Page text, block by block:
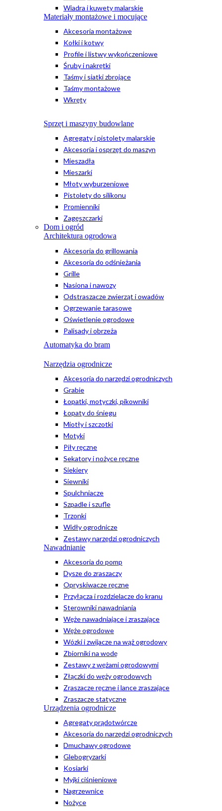
Wiadra i kuwety malarskie
Materiały montażowe i mocujące
Akcesoria montażowe
Kołki i kotwy
Profile i listwy wykończeniowe
Śruby i nakrętki
Taśmy i siatki zbrojące
Taśmy montażowe
Wkręty
Sprzęt i maszyny budowlane
Agregaty i pistolety malarskie
Akcesoria i osprzęt do maszyn
Mieszadła
Mieszarki
Młoty wyburzeniowe
Pistolety do silikonu
Promienniki
Zagęszczarki
Dom i ogród
Architektura ogrodowa
Akcesoria do grillowania
Akcesoria do odśnieżania
Grille
Nasiona i nawozy
Odstraszacze zwierząt i owadów
Ogrzewanie tarasowe
Oświetlenie ogrodowe
Palisady i obrzeża
Automatyka do bram
Narzędzia ogrodnicze
Akcesoria do narzędzi ogrodniczych
Grabie
Łopatki, motyczki, pikowniki
Łopaty do śniegu
Miotły i szczotki
Motyki
Piły ręczne
Sekatory i nożyce ręczne
Siekiery
Siewniki
Spulchniacze
Szpadle i szufle
Trzonki
Widły ogrodnicze
Zestawy narzędzi ogrodniczych
Nawadnianie
Akcesoria do pomp
Dysze do zraszaczy
Opryskiwacze ręczne
Przyłącza i rozdzielacze do kranu
Sterowniki nawadniania
Węże nawadniające i zraszające
Węże ogrodowe
Wózki i zwijacze na wąż ogrodowy
Zbiorniki na wodę
Zestawy z wężami ogrodowymi
Złączki do węży ogrodowych
Zraszacze ręczne i lance zraszające
Zraszacze statyczne
Urządzenia ogrodnicze
Agregaty prądotwórcze
Akcesoria do narzędzi ogrodniczych
Dmuchawy ogrodowe
Glebogryzarki
Kosiarki
Myjki ciśnieniowe
Nagrzewnice
Nożyce